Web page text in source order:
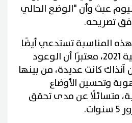
عبث وأن "الوضع الحالي
تصريحه.
المناسبة تستدعي أيضًا
التذكير بتاريخ 25 جويلية 2021، معتبرًا أن الوعود
كانت عديدة، من بينها
وتحسين الأوضاع
متسائلًا عن مدى تحقق